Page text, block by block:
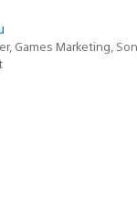
Games Marketing,